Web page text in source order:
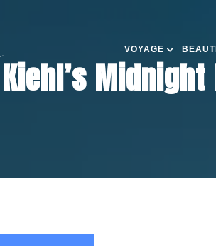
VOYAGE
Kiehl’s